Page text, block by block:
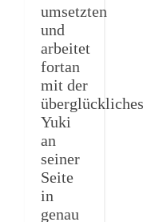
umsetzten
und
arbeitet
fortan
mit der
überglückliches
Yuki
an
seiner
Seite
in
genau